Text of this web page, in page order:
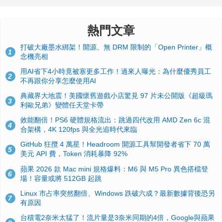
熱門文章
1
打破大廠墨水綁架！開源、無 DRM 限制的「Open Printer」概
念機亮相
2
用AI省下4小時竟被塞更多工作！過來人曝光：為什麼優秀員工
不再跟你分享怎麼使用AI
3
典藏界大地震！美國懷舊遊戲小店驚見 97 片未公開版《超級瑪
利歐兄弟》變體任天堂卡帶
4
效能翻倍！PS6 硬體規格流出：跳過四代改用 AMD Zen 6c 混
合架構，4K 120fps 與全光追時代來臨
5
GitHub 狂攬 4 萬星！Headroom 開源工具幫開發者省下 70 萬
美元 API 費，Token 消耗暴降 92%
6
蘋果 2026 款 Mac mini 規格爆料：M6 與 M5 Pro 異色搭檔登
場！容量或將 512GB 起跳
7
Linux 市占率突然翻倍、Windows 跌破六成？最新數據背後恐另
有原因
台積電2奈米太猛了！流片量是3奈米同期的4倍，Google與蘋果